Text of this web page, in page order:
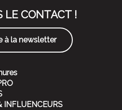
LE CONTACT !
à la newsletter
INFLUENCEURS